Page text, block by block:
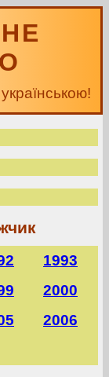
1993
2000
2006